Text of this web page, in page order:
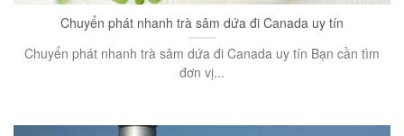
Chuyển phát nhanh trà sâm dứa đi Canada uy tín
Chuyển phát nhanh trà sâm dứa đi Canada uy tín Bạn cần tìm
đơn vị...